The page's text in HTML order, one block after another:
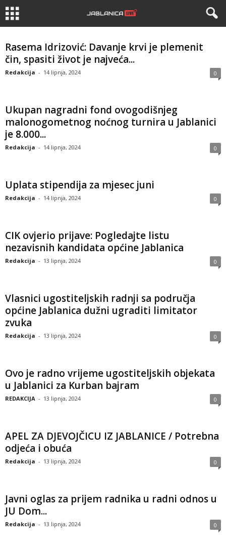
Rasema Idrizović: Davanje krvi je plemenit
čin, spasiti život je najveća...
Redakcija - 14 lipnja, 2024 0
Ukupan nagradni fond ovogodišnjeg
malonogometnog noćnog turnira u Jablanici
je 8.000...
Redakcija - 14 lipnja, 2024 0
Uplata stipendija za mjesec juni
Redakcija - 14 lipnja, 2024 0
CIK ovjerio prijave: Pogledajte listu
nezavisnih kandidata općine Jablanica
Redakcija - 13 lipnja, 2024 0
Vlasnici ugostiteljskih radnji sa područja
općine Jablanica dužni ugraditi limitator
zvuka
Redakcija - 13 lipnja, 2024 0
Ovo je radno vrijeme ugostiteljskih objekata
u Jablanici za Kurban bajram
REDAKCIJA - 13 lipnja, 2024 0
APEL ZA DJEVOJČICU IZ JABLANICE / Potrebna
odjeća i obuća
Redakcija - 13 lipnja, 2024 0
Javni oglas za prijem radnika u radni odnos u
JU Dom...
Redakcija - 13 lipnja, 2024 0